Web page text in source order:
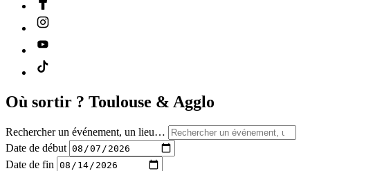
Où sortir ? Toulouse & Agglo
Rechercher un événement, un lieu…
Date de début
Date de fin